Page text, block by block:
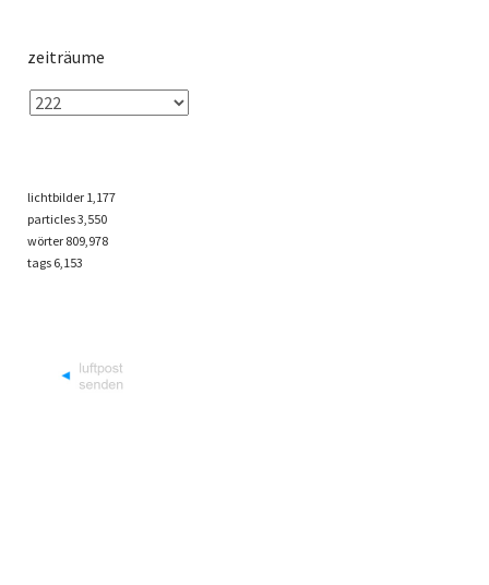
zeiträume
lichtbilder 1,177
particles3,550
wörter 809,978
tags 6,153